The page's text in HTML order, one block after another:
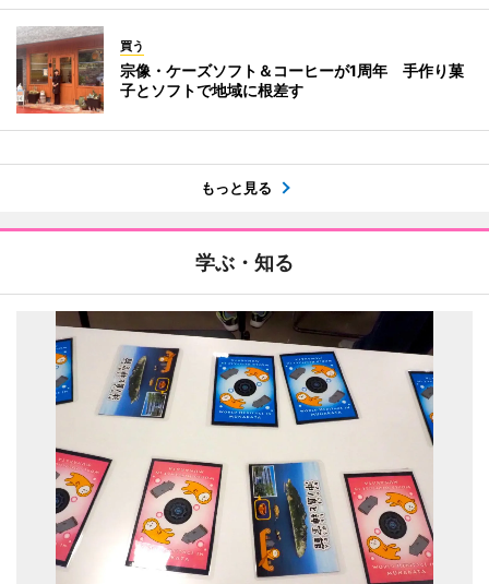
買う
宗像・ケーズソフト＆コーヒーが1周年 手作り菓
子とソフトで地域に根差す
もっと見る
学ぶ・知る